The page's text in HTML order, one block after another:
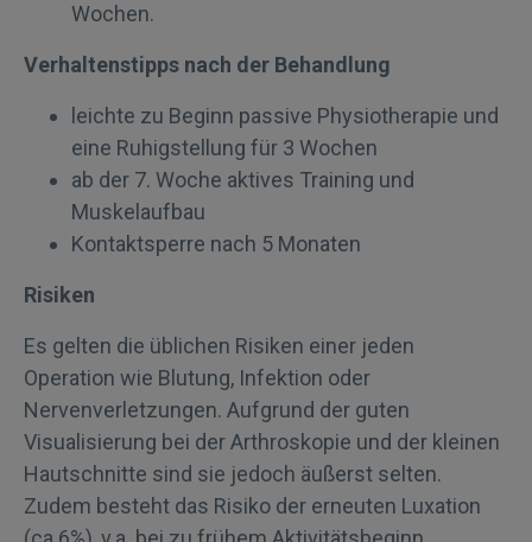
Wochen.
Verhaltenstipps nach der Behandlung
leichte zu Beginn passive Physiotherapie und
eine Ruhigstellung für 3 Wochen
ab der 7. Woche aktives Training und
Muskelaufbau
Kontaktsperre nach 5 Monaten
Risiken
Es gelten die üblichen Risiken einer jeden
Operation wie Blutung, Infektion oder
Nervenverletzungen. Aufgrund der guten
Visualisierung bei der Arthroskopie und der kleinen
Hautschnitte sind sie jedoch äußerst selten.
Zudem besteht das Risiko der erneuten Luxation